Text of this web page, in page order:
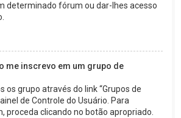
determinado fórum ou dar-lhes acesso
me inscrevo em um grupo de
os grupo através do link “Grupos de
de Controle do Usuário. Para
proceda clicando no botão apropriado.